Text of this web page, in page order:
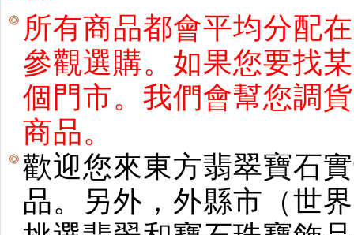
所有商品都會平均分配
參觀選購。如果您要找
個門市。我們會幫您調
商品。
歡迎您來東方翡翠寶石
品。另外，外縣市（世